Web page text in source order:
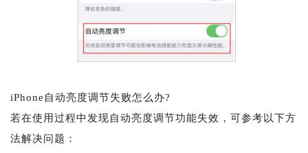
iPhone自动亮度调节失败怎么办?
若在使用过程中发现自动亮度调节功能失效，可参考以下方
法解决问题：